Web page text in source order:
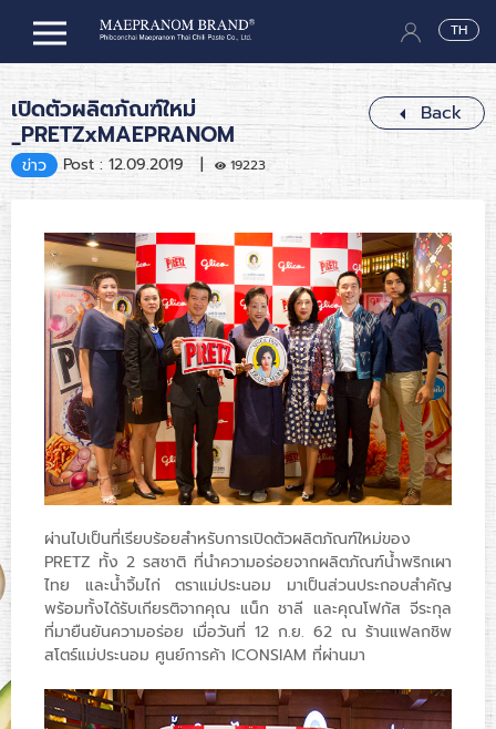
TH
เปิดตัวผลิตภัณฑ์ใหม่
_PRETZxMAEPRANOM
Back
ข่าว Post : 12.09.2019 | 19223
ผ่านไปเป็นที่เรียบร้อยสำหรับการเปิดตัวผลิตภัณฑ์ใหม่ของ
PRETZ ทั้ง 2 รสชาติ ที่นำความอร่อยจากผลิตภัณฑ์น้ำพริกเผา
ไทย และน้ำจิ้มไก่ ตราแม่ประนอม มาเป็นส่วนประกอบสำคัญ
พร้อมทั้งได้รับเกียรติจากคุณ แน็ก ชาลี และคุณโฟกัส จีระกุล
ที่มายืนยันความอร่อย เมื่อวันที่ 12 ก.ย. 62 ณ ร้านแฟลกชิพ
สโตร์แม่ประนอม ศูนย์การค้า ICONSIAM ที่ผ่านมา